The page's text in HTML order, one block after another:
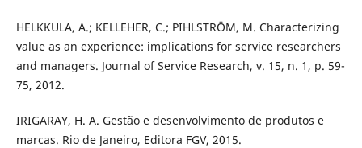
HELKKULA, A.; KELLEHER, C.; PIHLSTRÖM, M. Characterizing
value as an experience: implications for service researchers
and managers. Journal of Service Research, v. 15, n. 1, p. 59-
75, 2012.
IRIGARAY, H. A. Gestão e desenvolvimento de produtos e
marcas. Rio de Janeiro, Editora FGV, 2015.